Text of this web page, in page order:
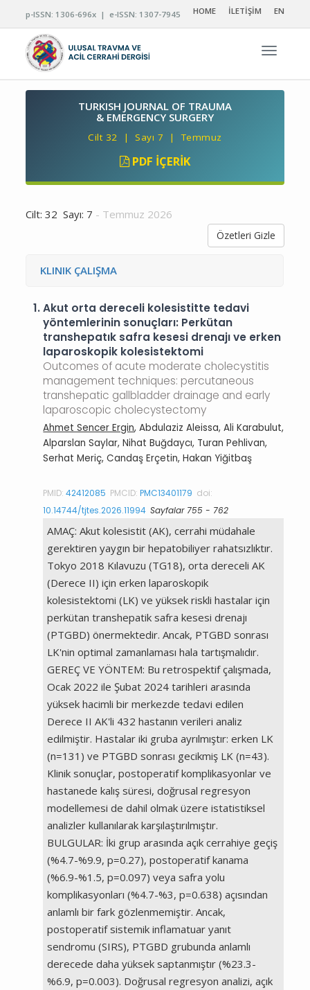
p-ISSN: 1306-696x | e-ISSN: 1307-7945 HOME İLETİŞİM EN
TURKISH JOURNAL OF TRAUMA
& EMERGENCY SURGERY
Cilt 32 | Sayı 7 | Temmuz
PDF İÇERIK
Cilt: 32 Sayı: 7 - Temmuz 2026
Özetleri Gizle
KLINIK ÇALIŞMA
1.Akut orta dereceli kolesistitte tedavi
yöntemlerinin sonuçları: Perkütan
transhepatık safra kesesi drenajı ve erken
laparoskopik kolesistektomi
Outcomes of acute moderate cholecystitis
management techniques: percutaneous
transhepatic gallbladder drainage and early
laparoscopic cholecystectomy
Ahmet Sencer Ergin, Abdulaziz Aleissa, Ali Karabulut,
Alparslan Saylar, Nihat Buğdaycı, Turan Pehlivan,
Serhat Meriç, Candaş Erçetin, Hakan Yiğitbaş
PMID:42412085 PMCID:PMC13401179 doi:
10.14744/tjtes.2026.11994 Sayfalar 755 - 762
AMAÇ: Akut kolesistit (AK), cerrahi müdahale
gerektiren yaygın bir hepatobiliyer rahatsızlıktır.
Tokyo 2018 Kılavuzu (TG18), orta dereceli AK
(Derece II) için erken laparoskopik
kolesistektomi (LK) ve yüksek riskli hastalar için
perkütan transhepatik safra kesesi drenajı
(PTGBD) önermektedir. Ancak, PTGBD sonrası
LK'nin optimal zamanlaması hala tartışmalıdır.
GEREÇ VE YÖNTEM: Bu retrospektif çalışmada,
Ocak 2022 ile Şubat 2024 tarihleri arasında
yüksek hacimli bir merkezde tedavi edilen
Derece II AK'li 432 hastanın verileri analiz
edilmiştir. Hastalar iki gruba ayrılmıştır: erken LK
(n=131) ve PTGBD sonrası gecikmiş LK (n=43).
Klinik sonuçlar, postoperatif komplikasyonlar ve
hastanede kalış süresi, doğrusal regresyon
modellemesi de dahil olmak üzere istatistiksel
analizler kullanılarak karşılaştırılmıştır.
BULGULAR: İki grup arasında açık cerrahiye geçiş
(%4.7-%9.9, p=0.27), postoperatif kanama
(%6.9-%1.5, p=0.097) veya safra yolu
komplikasyonları (%4.7-%3, p=0.638) açısından
anlamlı bir fark gözlenmemiştir. Ancak,
postoperatif sistemik inflamatuar yanıt
sendromu (SIRS), PTGBD grubunda anlamlı
derecede daha yüksek saptanmıştır (%23.3-
%6.9, p=0.003). Doğrusal regresyon analizi, açık